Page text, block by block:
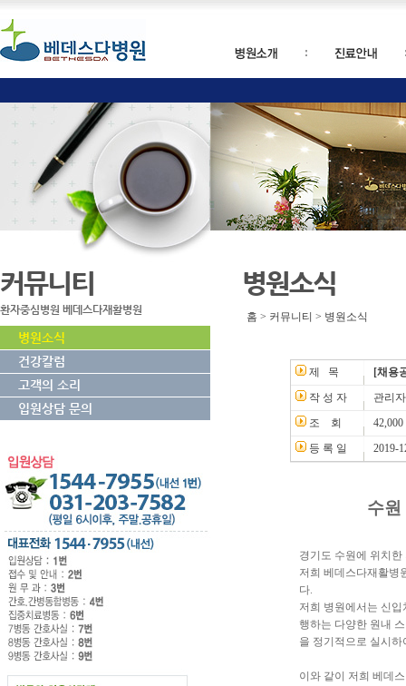
커뮤니티
환자중심병원 베데스다재활병원
병원소식
건강칼럼
고객의 소리
입원상담 문의
병원소식
홈 > 커뮤니티 > 병원소식
제 목
[채용
작 성 자
관리자
조 회
42,000
등 록 일
2019-
수원
경기도 수원에 위치
저희 베데스다재활병
다.
저희 병원에서는 신입
행하는 다양한 원내
을 정기적으로 실시
이와 같이 저희 베데